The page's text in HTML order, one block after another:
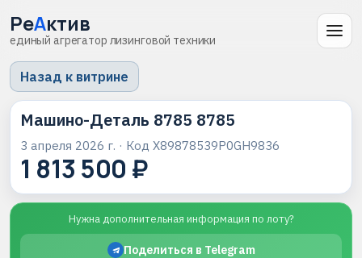
РеАктив
единый агрегатор лизинговой техники
Назад к витрине
Машино-Деталь 8785 8785
3 апреля 2026 г. · Код X89878539P0GH9836
1 813 500 ₽
Нужна дополнительная информация по лоту?
Поделиться в Telegram